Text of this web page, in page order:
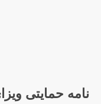
نامه حمایتی